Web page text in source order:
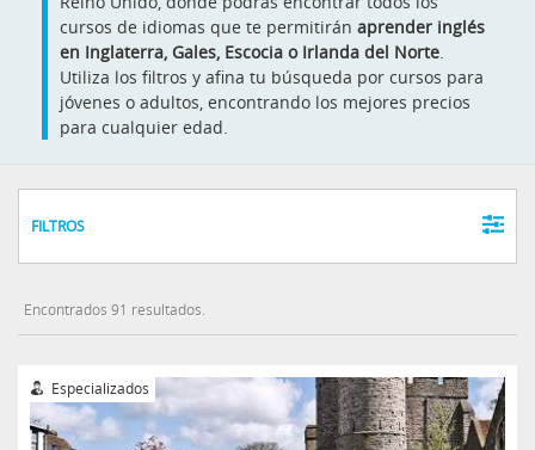
cursos de idiomas que te permitirán aprender inglés
en Inglaterra, Gales, Escocia o Irlanda del Norte.
Utiliza los filtros y afina tu búsqueda por cursos para
jóvenes o adultos, encontrando los mejores precios
para cualquier edad.
FILTROS
Encontrados 91 resultados.
Especializados